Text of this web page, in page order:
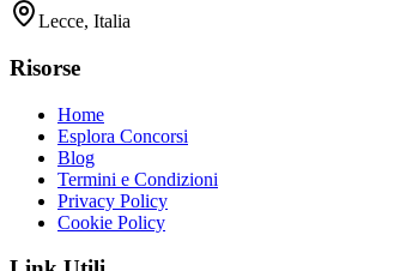
Lecce, Italia
Risorse
Home
Esplora Concorsi
Blog
Termini e Condizioni
Privacy Policy
Cookie Policy